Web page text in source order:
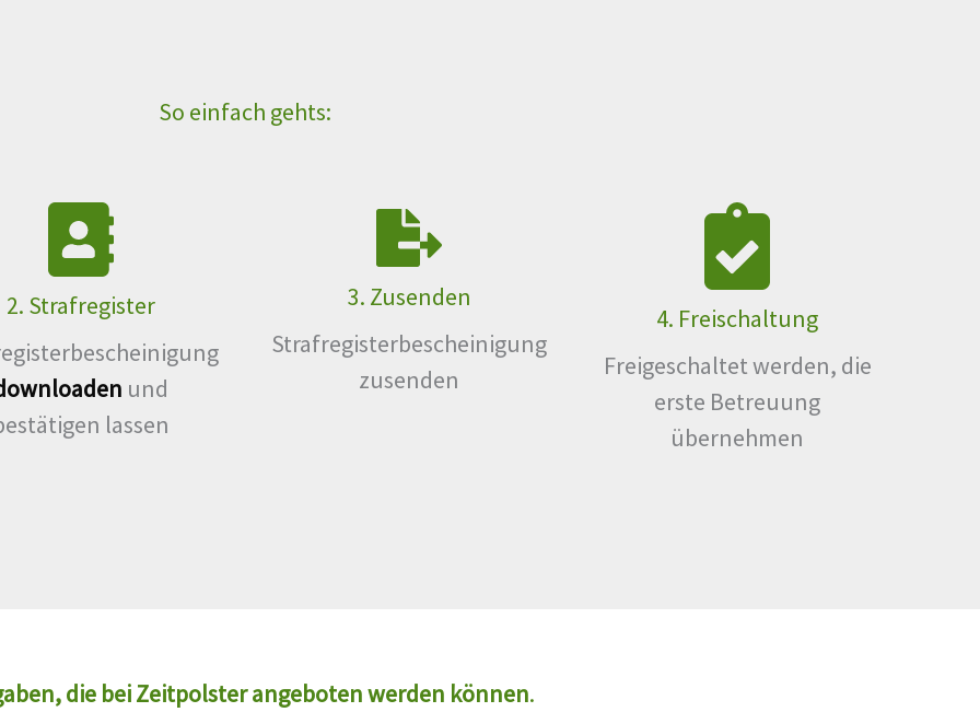
So einfach gehts:
2. Strafregister
und
lassen
3. Zusenden
Strafregisterbescheinigung
zusenden
4. Freischaltung
Freigeschaltet werden, die
erste Betreuung
übernehmen
die bei Zeitpolster angeboten werden können.